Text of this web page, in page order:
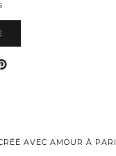
AVEC AMOUR À